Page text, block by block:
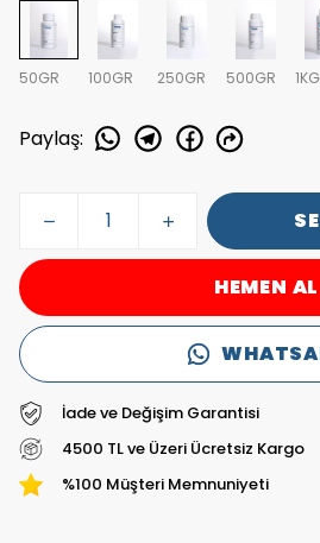
50GR 100GR 250GR 500GR 1KG
Paylaş:
HEMEN AL
İade ve Değişim Garantisi
4500 TL ve Üzeri Ücretsiz Kargo
%100 Müşteri Memnuniyeti